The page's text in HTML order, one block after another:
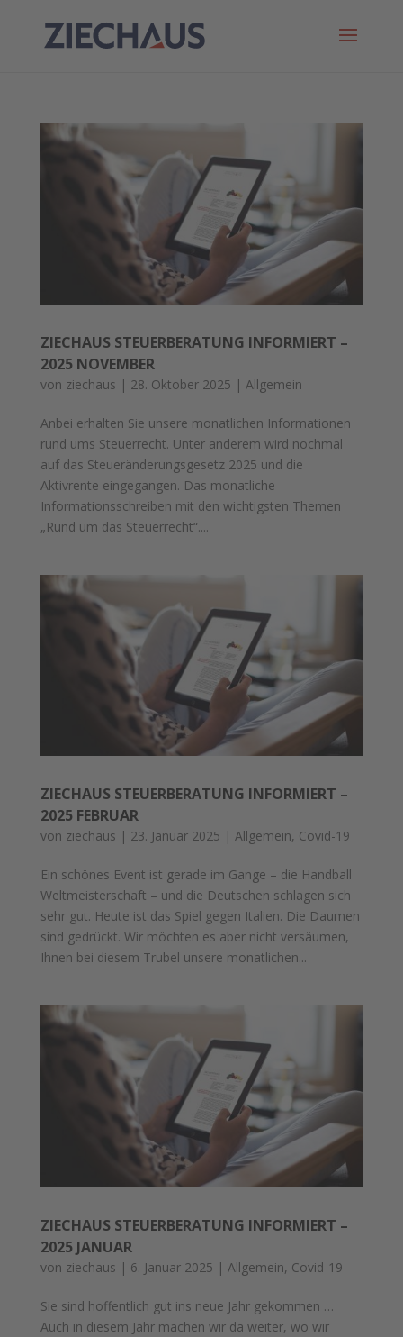
ZIECHAUS STEUERBERATUNG INFORMIERT –
2025 NOVEMBER
von ziechaus | 28. Oktober 2025 | Allgemein
Anbei erhalten Sie unsere monatlichen Informationen
rund ums Steuerrecht. Unter anderem wird nochmal
auf das Steueränderungsgesetz 2025 und die
Aktivrente eingegangen. Das monatliche
Informationsschreiben mit den wichtigsten Themen
„Rund um das Steuerrecht“....
ZIECHAUS STEUERBERATUNG INFORMIERT –
2025 FEBRUAR
von ziechaus | 23. Januar 2025 | Allgemein, Covid-19
Ein schönes Event ist gerade im Gange – die Handball
Weltmeisterschaft – und die Deutschen schlagen sich
sehr gut. Heute ist das Spiel gegen Italien. Die Daumen
sind gedrückt. Wir möchten es aber nicht versäumen,
Ihnen bei diesem Trubel unsere monatlichen...
ZIECHAUS STEUERBERATUNG INFORMIERT –
2025 JANUAR
von ziechaus | 6. Januar 2025 | Allgemein, Covid-19
Sie sind hoffentlich gut ins neue Jahr gekommen …
Auch in diesem Jahr machen wir da weiter, wo wir